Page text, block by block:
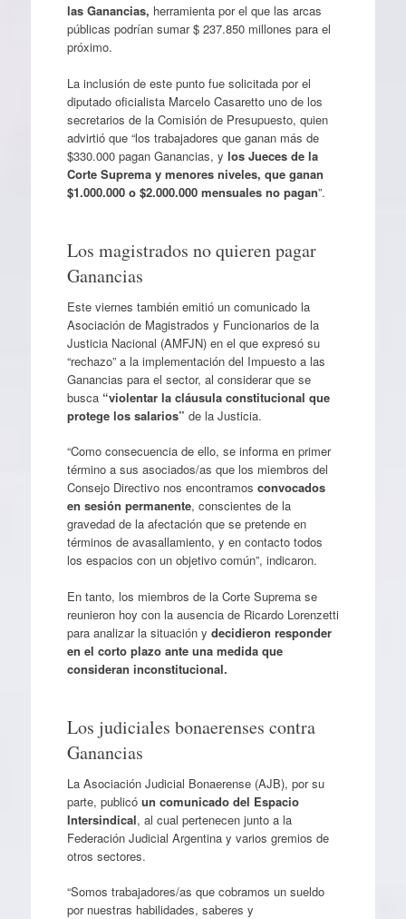
las Ganancias, herramienta por el que las arcas
públicas podrían sumar $ 237.850 millones para el
próximo.
La inclusión de este punto fue solicitada por el
diputado oficialista Marcelo Casaretto uno de los
secretarios de la Comisión de Presupuesto, quien
advirtió que “los trabajadores que ganan más de
$330.000 pagan Ganancias, y los Jueces de la
Corte Suprema y menores niveles, que ganan
$1.000.000 o $2.000.000 mensuales no pagan”.
Los magistrados no quieren pagar
Ganancias
Este viernes también emitió un comunicado la
Asociación de Magistrados y Funcionarios de la
Justicia Nacional (AMFJN) en el que expresó su
“rechazo” a la implementación del Impuesto a las
Ganancias para el sector, al considerar que se
busca “violentar la cláusula constitucional que
protege los salarios” de la Justicia.
“Como consecuencia de ello, se informa en primer
término a sus asociados/as que los miembros del
Consejo Directivo nos encontramos convocados
en sesión permanente, conscientes de la
gravedad de la afectación que se pretende en
términos de avasallamiento, y en contacto todos
los espacios con un objetivo común”, indicaron.
En tanto, los miembros de la Corte Suprema se
reunieron hoy con la ausencia de Ricardo Lorenzetti
para analizar la situación y decidieron responder
en el corto plazo ante una medida que
consideran inconstitucional.
Los judiciales bonaerenses contra
Ganancias
La Asociación Judicial Bonaerense (AJB), por su
parte, publicó un comunicado del Espacio
Intersindical, al cual pertenecen junto a la
Federación Judicial Argentina y varios gremios de
otros sectores.
“Somos trabajadores/as que cobramos un sueldo
por nuestras habilidades, saberes y